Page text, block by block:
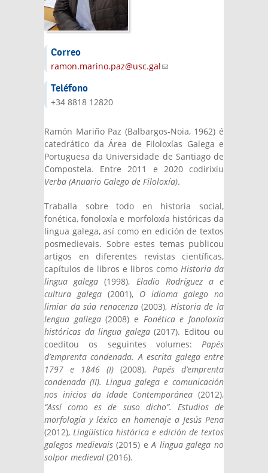
Correo
ramon.marino.paz@usc.gal(link sends e-
Teléfono
+34 8818 12820
Ramón Mariño Paz (Balbargos-Noia, 1962) é
catedrático da Área de Filoloxías Galega e
Portuguesa da Universidade de Santiago de
Compostela. Entre 2011 e 2020 codirixiu
Verba (Anuario Galego de Filoloxía).
Traballa sobre todo en historia social,
fonética, fonoloxía e morfoloxía históricas da
lingua galega, así como en edición de textos
posmedievais. Sobre estes temas publicou
artigos en diferentes revistas científicas,
capítulos de libros e libros como Historia da
lingua galega(1998), Eladio Rodríguez a e
cultura galega (2001), O idioma galego no
limiar da súa renacenza(2003), Historia de la
lengua gallega(2008) e Fonética e fonoloxía
históricas da lingua galega (2017). Editou ou
coeditou os seguintes volumes: Papés
d’emprenta condenada. A escrita galega entre
1797 e 1846 (I) (2008), Papés d’emprenta
condenada (II). Lingua galega e comunicación
nos inicios da Idade Contemporánea (2012),
“Assí como es de suso dicho”. Estudios de
morfología y léxico en homenaje a Jesús Pena
(2012), Lingüística histórica e edición de textos
galegos medievais(2015) eA lingua galega no
solpor medieval (2016).